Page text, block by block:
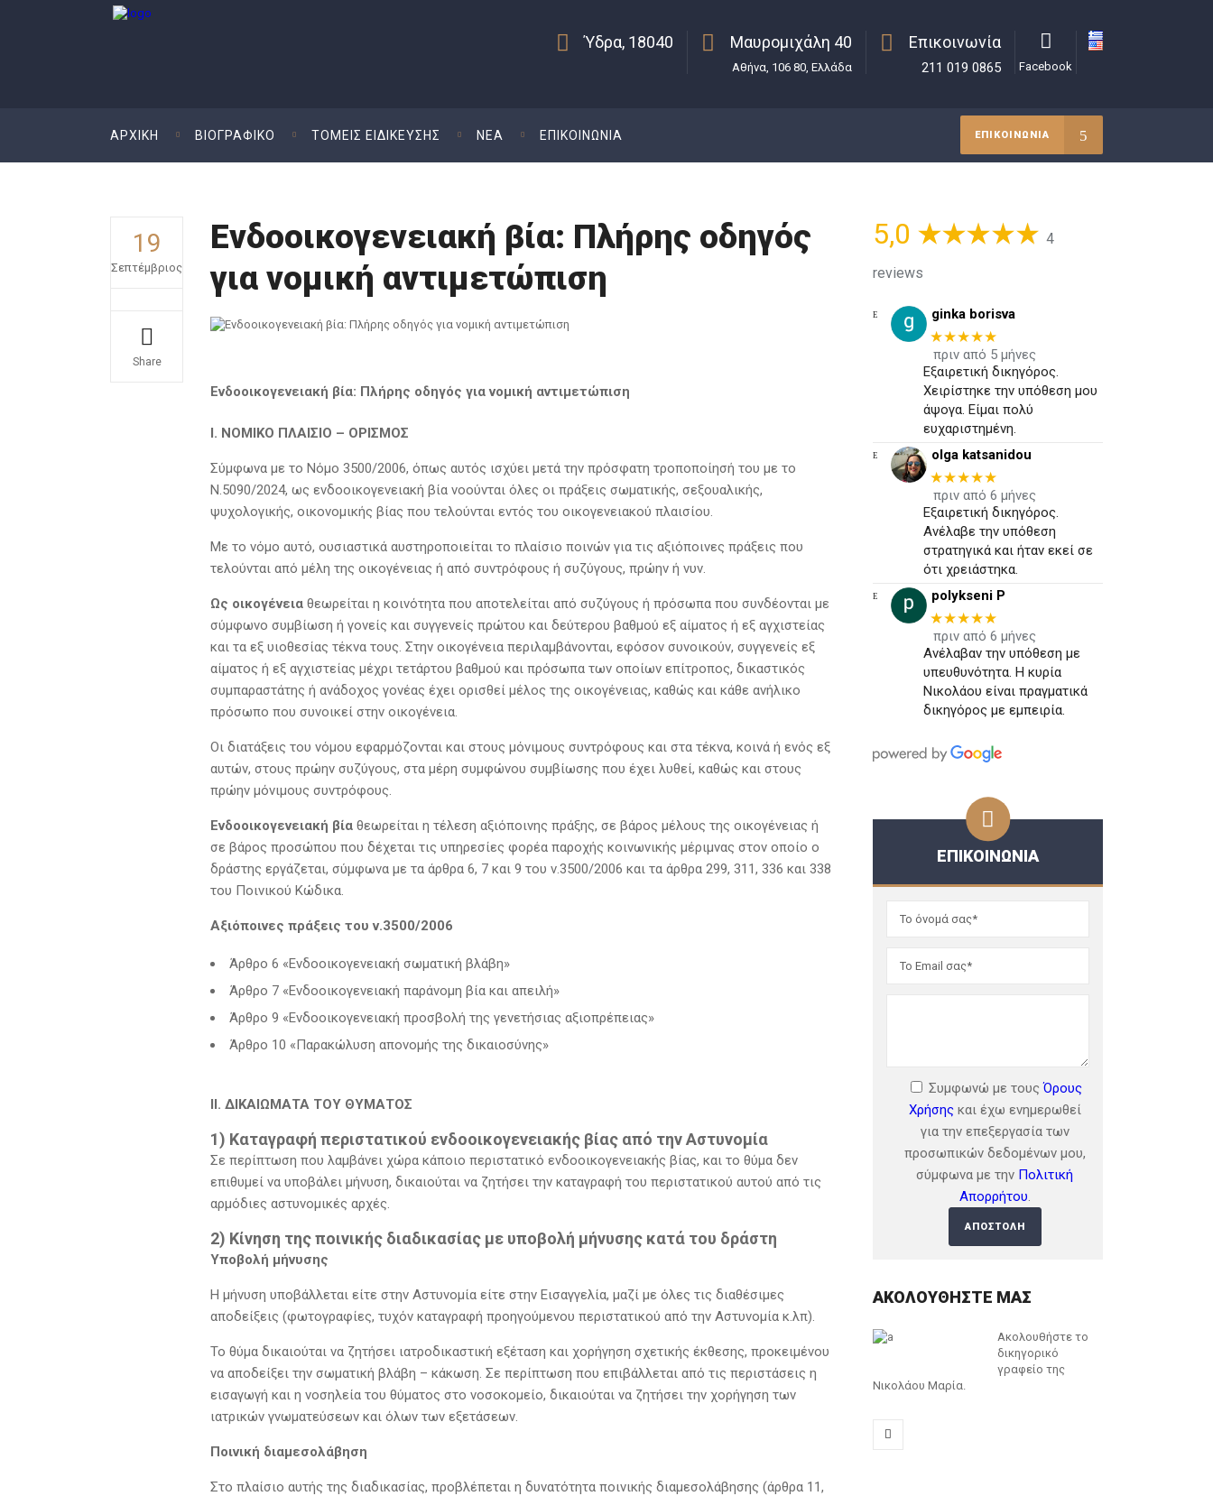
Ύδρα, 18040 Μαυρομιχάλη 40
Αθήνα, 106 80, Ελλάδα
Επικοινωνία
211 019 0865 Facebook
ΑΡΧΙΚΗ ΒΙΟΓΡΑΦΙΚO ΤΟΜΕΙΣ ΕΙΔΙΚΕΥΣΗΣ ΝΕΑ ΕΠΙΚΟΙΝΩΝΙΑ ΕΠΙΚΟΙΝΩΝΙΑ
19
Σεπτέμβριος
Share
Ενδοοικογενειακή βία: Πλήρης οδηγός
για νομική αντιμετώπιση
Ενδοοικογενειακή βία: Πλήρης οδηγός για νομική αντιμετώπιση
I. ΝΟΜΙΚΟ ΠΛΑΙΣΙΟ – ΟΡΙΣΜΟΣ
Σύμφωνα με το Νόμο 3500/2006, όπως αυτός ισχύει μετά την πρόσφατη τροποποίησή του με το
Ν.5090/2024, ως ενδοοικογενειακή βία νοούνται όλες οι πράξεις σωματικής, σεξουαλικής,
ψυχολογικής, οικονομικής βίας που τελούνται εντός του οικογενειακού πλαισίου.
Με το νόμο αυτό, ουσιαστικά αυστηροποιείται το πλαίσιο ποινών για τις αξιόποινες πράξεις που
τελούνται από μέλη της οικογένειας ή από συντρόφους ή συζύγους, πρώην ή νυν.
Ως οικογένεια θεωρείται η κοινότητα που αποτελείται από συζύγους ή πρόσωπα που συνδέονται με
σύμφωνο συμβίωση ή γονείς και συγγενείς πρώτου και δεύτερου βαθμού εξ αίματος ή εξ αγχιστείας
και τα εξ υιοθεσίας τέκνα τους. Στην οικογένεια περιλαμβάνονται, εφόσον συνοικούν, συγγενείς εξ
αίματος ή εξ αγχιστείας μέχρι τετάρτου βαθμού και πρόσωπα των οποίων επίτροπος, δικαστικός
συμπαραστάτης ή ανάδοχος γονέας έχει ορισθεί μέλος της οικογένειας, καθώς και κάθε ανήλικο
πρόσωπο που συνοικεί στην οικογένεια.
Οι διατάξεις του νόμου εφαρμόζονται και στους μόνιμους συντρόφους και στα τέκνα, κοινά ή ενός εξ
αυτών, στους πρώην συζύγους, στα μέρη συμφώνου συμβίωσης που έχει λυθεί, καθώς και στους
πρώην μόνιμους συντρόφους.
Ενδοοικογενειακή βία θεωρείται η τέλεση αξιόποινης πράξης, σε βάρος μέλους της οικογένειας ή
σε βάρος προσώπου που δέχεται τις υπηρεσίες φορέα παροχής κοινωνικής μέριμνας στον οποίο ο
δράστης εργάζεται, σύμφωνα με τα άρθρα 6, 7 και 9 του ν.3500/2006 και τα άρθρα 299, 311, 336 και 338
του Ποινικού Κώδικα.
Αξιόποινες πράξεις του ν.3500/2006
Άρθρο 6 «Ενδοοικογενειακή σωματική βλάβη»
Άρθρο 7 «Ενδοοικογενειακή παράνομη βία και απειλή»
Άρθρο 9 «Ενδοοικογενειακή προσβολή της γενετήσιας αξιοπρέπειας»
Άρθρο 10 «Παρακώλυση απονομής της δικαιοσύνης»
II. ΔΙΚΑΙΩΜΑΤΑ ΤΟΥ ΘΥΜΑΤΟΣ
1) Καταγραφή περιστατικού ενδοοικογενειακής βίας από την Αστυνομία
Σε περίπτωση που λαμβάνει χώρα κάποιο περιστατικό ενδοοικογενειακής βίας, και το θύμα δεν
επιθυμεί να υποβάλει μήνυση, δικαιούται να ζητήσει την καταγραφή του περιστατικού αυτού από τις
αρμόδιες αστυνομικές αρχές.
2) Κίνηση της ποινικής διαδικασίας με υποβολή μήνυσης κατά του δράστη
Υποβολή μήνυσης
Η μήνυση υποβάλλεται είτε στην Αστυνομία είτε στην Εισαγγελία, μαζί με όλες τις διαθέσιμες
αποδείξεις (φωτογραφίες, τυχόν καταγραφή προηγούμενου περιστατικού από την Αστυνομία κ.λπ).
Το θύμα δικαιούται να ζητήσει ιατροδικαστική εξέταση και χορήγηση σχετικής έκθεσης, προκειμένου
να αποδείξει την σωματική βλάβη – κάκωση. Σε περίπτωση που επιβάλλεται από τις περιστάσεις η
εισαγωγή και η νοσηλεία του θύματος στο νοσοκομείο, δικαιούται να ζητήσει την χορήγηση των
ιατρικών γνωματεύσεων και όλων των εξετάσεων.
Ποινική διαμεσολάβηση
Στο πλαίσιο αυτής της διαδικασίας, προβλέπεται η δυνατότητα ποινικής διαμεσολάβησης (άρθρα 11,
5,0
4
reviews
ginka borisva
★★★★★
πριν από 5 μήνες
Εξαιρετική δικηγόρος.
Χειρίστηκε την υπόθεση μου
άψογα. Είμαι πολύ
ευχαριστημένη.
olga katsanidou
★★★★★
πριν από 6 μήνες
Εξαιρετική δικηγόρος.
Ανέλαβε την υπόθεση
στρατηγικά και ήταν εκεί σε
ότι χρειάστηκα.
polykseni P
★★★★★
πριν από 6 μήνες
Ανέλαβαν την υπόθεση με
υπευθυνότητα. Η κυρία
Νικολάου είναι πραγματικά
δικηγόρος με εμπειρία.
ΕΠΙΚΟΙΝΩΝΙΑ
Συμφωνώ με τουςΌρους
Χρήσηςκαι έχω ενημερωθεί
για την επεξεργασία των
προσωπικών δεδομένων μου,
σύμφωνα με την Πολιτική
Απορρήτου.
ΑΚΟΛΟΥΘΗΣΤΕ ΜΑΣ
Ακολουθήστε το
δικηγορικό
γραφείο της
Νικολάου Μαρία.